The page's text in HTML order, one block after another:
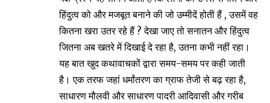
हिंदुत्व को और मजबूत बनाने की जो उम्मीदें होती हैं , उसमें वह
कितना खरा उतर रहे हैं ? देखा जाए तो सनातन और हिंदुत्व
जितना अब खतरे में दिखाई दे रहा है, उतना कभी नहीं रहा।
यह बात खुद कथावाचकों द्वारा समय-समय पर कही जाती
है। एक तरफ जहां धर्मांतरण का ग्राफ तेजी से बढ़ रहा है,
साधारण मौलवी और साधारण पादरी आदिवासी और गरीब